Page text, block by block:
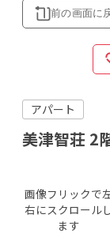
前の画面に
アパート
美津智荘 2
画像フリックで
右にスクロール
ます